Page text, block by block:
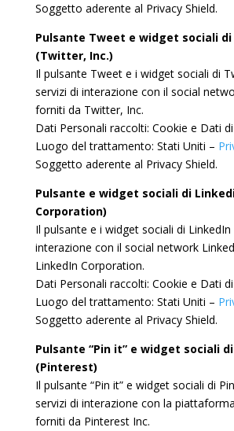
Soggetto aderente al Privacy Shield.
Pulsante Tweet e widget sociali
(Twitter, Inc.)
Il pulsante Tweet e i widget sociali di
servizi di interazione con il social
forniti da Twitter, Inc.
Dati Personali raccolti: Cookie e Dati
Luogo del trattamento: Stati Uniti –
Soggetto aderente al Privacy Shield.
Pulsante e widget sociali di
Corporation)
Il pulsante e i widget sociali di
interazione con il social network
LinkedIn Corporation.
Dati Personali raccolti: Cookie e Dati
Luogo del trattamento: Stati Uniti –
Soggetto aderente al Privacy Shield.
Pulsante “Pin it” e widget sociali
(Pinterest)
Il pulsante “Pin it” e widget sociali di
servizi di interazione con la
forniti da Pinterest Inc.